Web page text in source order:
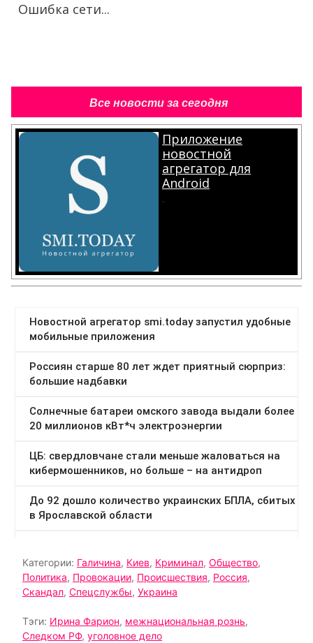
Ошибка сети...
Все новости за сегодня
Приложение
новостной
агрегатор для
Android
.
Категории: Галичина, Киев, Криминал, Общество,
Политика, Провокации, Происшествия, Россия,
Скандал, Спецслужбы, Украина
Тэги: Ирина Фарион, межнациональная рознь,
Следком РФ, уголовное дело